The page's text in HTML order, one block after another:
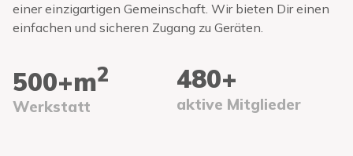
einer einzigartigen Gemeinschaft. Wir bieten Dir einen
einfachen und sicheren Zugang zu Geräten.
500+m2
Werkstatt
480+
aktive Mitglieder